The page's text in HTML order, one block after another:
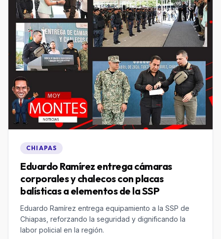
CHIAPAS
Eduardo Ramírez entrega cámaras
corporales y chalecos con placas
balísticas a elementos de la SSP
Eduardo Ramírez entrega equipamiento a la SSP de
Chiapas, reforzando la seguridad y dignificando la
labor policial en la región.